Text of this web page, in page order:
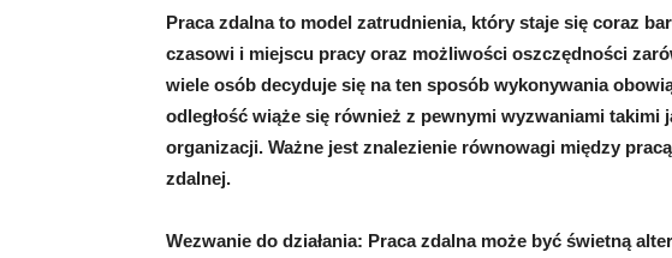
Praca zdalna to model zatrudnienia, który staje się coraz
czasowi i miejscu pracy oraz możliwości oszczędności
wiele osób decyduje się na ten sposób wykonywania
odległość wiąże się również z pewnymi wyzwaniami takimi
organizacji. Ważne jest znalezienie równowagi między
zdalnej.
Wezwanie do działania: Praca zdalna może być świetną